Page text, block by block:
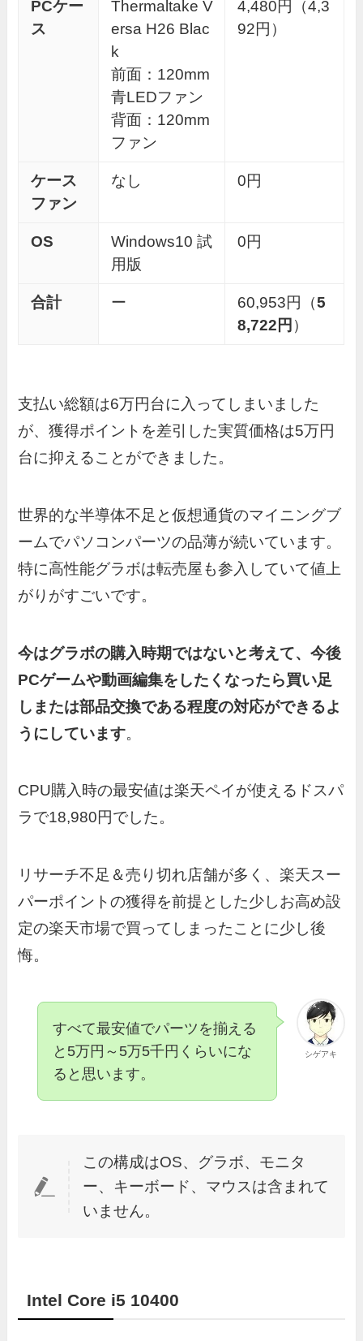
PCケー
ス
Thermaltake V
ersa H26 Blac
k
前面：120mm
青LEDファン
背面：120mm
ファン
4,480円（4,3
92円）
ケース
ファン
なし 0円
OS
Windows10 試
用版
0円
合計 ー 60,953円（5
8,722円 ）
支払い総額は6万円台に入ってしまいました
が、獲得ポイントを差引した実質価格は5万円
台に抑えることができました。
世界的な半導体不足と仮想通貨のマイニングブ
ームでパソコンパーツの品薄が続いています。
特に高性能グラボは転売屋も参入していて値上
がりがすごいです。
今はグラボの購入時期ではないと考えて、今後
PCゲームや動画編集をしたくなったら買い足
しまたは部品交換である程度の対応ができるよ
うにしています。
CPU購入時の最安値は楽天ペイが使えるドスパ
ラで18,980円でした。
リサーチ不足＆売り切れ店舗が多く、楽天スー
パーポイントの獲得を前提とした少しお高め設
定の楽天市場で買ってしまったことに少し後
悔。
シゲアキ
すべて最安値でパーツを揃える
と5万円～5万5千円くらいにな
ると思います。
この構成はOS、グラボ、モニタ
ー、キーボード、マウスは含まれて
いません。
Intel Core i5 10400